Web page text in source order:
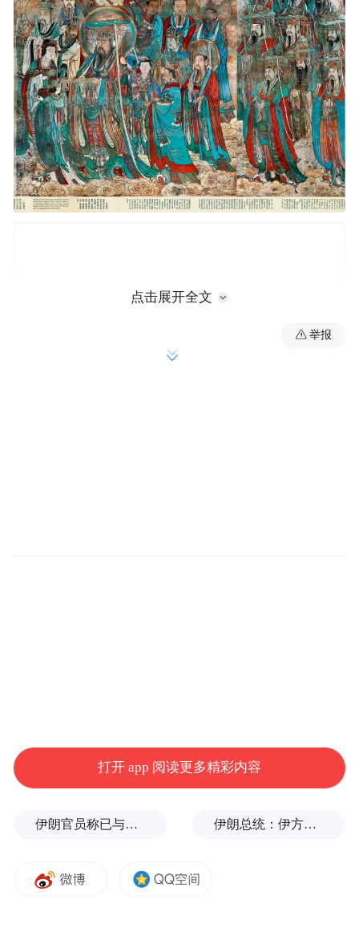
宫三清殿壁画《朝元图》。所谓“朝元”，即
朝谒元始天尊。在400多平方米的墙面上，
286座天神地祇以8个帝后主像为中心，向两
晰，主神列其中尊贵无比，是人们想象中的
点击展开全文
举报
打开 app 阅读更多精彩内容
伊朗官员称已与阿曼就霍尔木兹海峡通行问题明确总体框架 伊朗总统：伊方未在涉谅解备忘录的谈判中作任何让步